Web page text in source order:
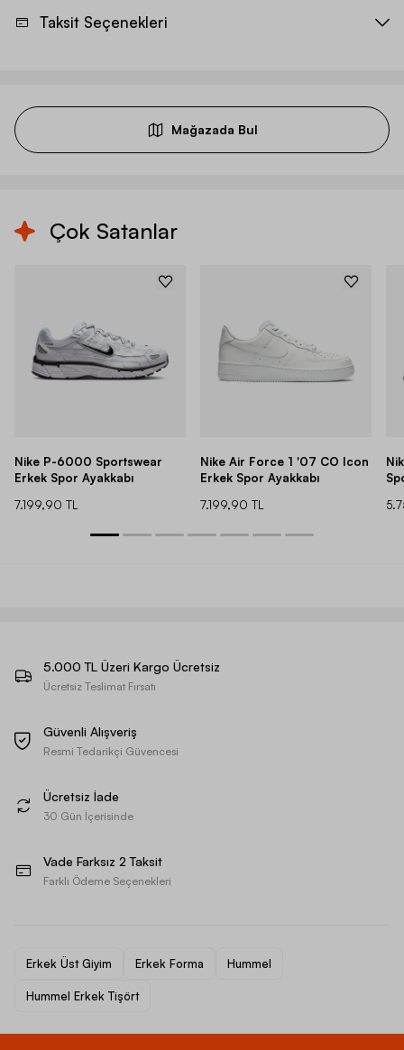
Taksit Seçenekleri
Mağazada Bul
Çok Satanlar
Nike P-6000 Sportswear
Erkek Spor Ayakkabı
7.199,90 TL
Nike Air Force 1 '07 CO Icon
Erkek Spor Ayakkabı
7.199,90 TL
5.000 TL Üzeri Kargo Ücretsiz
Ücretsiz Teslimat Fırsatı
Güvenli Alışveriş
Resmi Tedarikçi Güvencesi
Ücretsiz İade
30 Gün İçerisinde
Vade Farksız 2 Taksit
Farklı Ödeme Seçenekleri
Erkek Üst Giyim Erkek Forma Hummel
Hummel Erkek Tişört